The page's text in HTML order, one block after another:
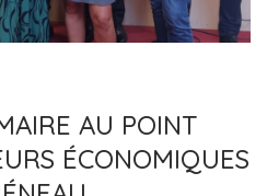
AU POINT
ÉCONOMIQUES